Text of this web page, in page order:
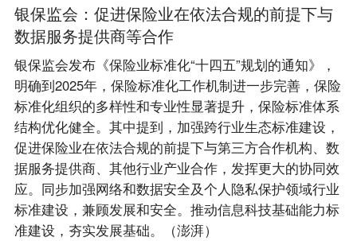
银保监会：促进保险业在依法合规的前提下与
数据服务提供商等合作
银保监会发布《保险业标准化“十四五”规划的通知》，
明确到2025年，保险标准化工作机制进一步完善，保险
标准化组织的多样性和专业性显著提升，保险标准体系
结构优化健全。其中提到，加强跨行业生态标准建设，
促进保险业在依法合规的前提下与第三方合作机构、数
据服务提供商、其他行业产业合作，发挥更大的协同效
应。同步加强网络和数据安全及个人隐私保护领域行业
标准建设，兼顾发展和安全。推动信息科技基础能力标
准建设，夯实发展基础。（澎湃）